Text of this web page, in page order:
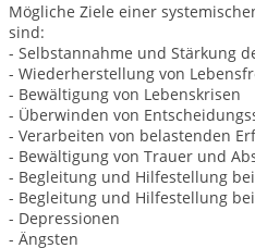
Mögliche Ziele einer
sind:
- Selbstannahme und Stärkung
- Wiederherstellung von
- Bewältigung von Lebenskrisen
- Überwinden von
- Verarbeiten von belastenden
- Bewältigung von Trauer und
- Begleitung und Hilfestellung
- Begleitung und Hilfestellung
- Depressionen
- Ängsten